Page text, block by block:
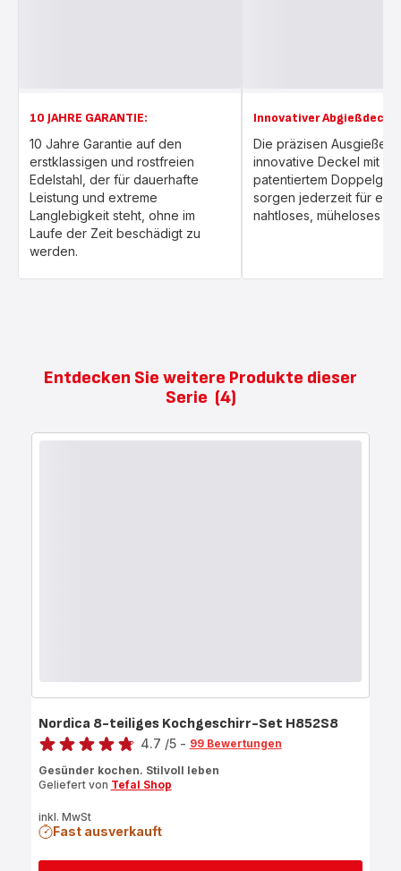
10 JAHRE GARANTIE:
10 Jahre Garantie auf den
erstklassigen und rostfreien
Edelstahl, der für dauerhafte
Leistung und extreme
Langlebigkeit steht, ohne im
Laufe der Zeit beschädigt zu
werden.
Innovativer Abgießdeckel
Die präzisen Ausgießer
innovative Deckel mit
patentiertem
sorgen jederzeit für ein
nahtloses, müheloses
Entdecken Sie weitere Produkte dieser
Serie (4)
Nordica 8-teiliges Kochgeschirr-Set H852S8
Bewertung
4.7 /5 - 99 Bewertungen
Gesünder kochen. Stilvoll leben
Geliefert von Tefal Shop
inkl. MwSt
Fast ausverkauft